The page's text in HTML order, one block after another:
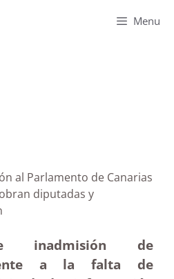
Menu
al Parlamento de Canarias
diputadas y
inadmisión de
a la falta de